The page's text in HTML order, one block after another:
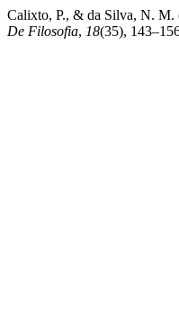
Calixto, P., & da Silva, N.
De Filosofia, 18(35),